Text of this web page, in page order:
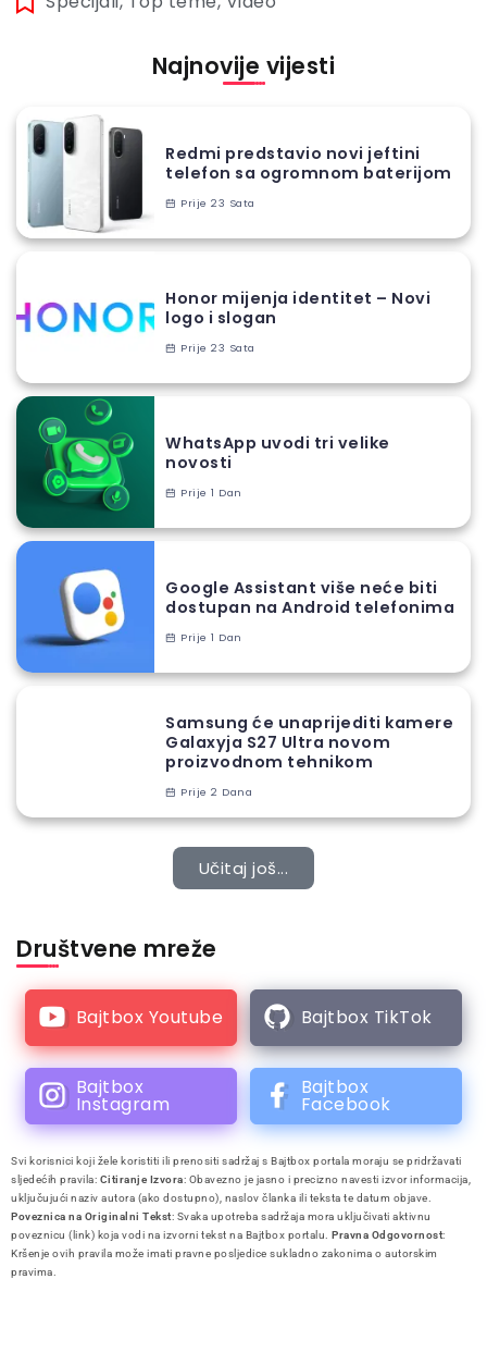
Najnovije vijesti
Redmi predstavio novi jeftini
telefon sa ogromnom baterijom
Prije 23 Sata
Honor mijenja identitet – Novi
logo i slogan
Prije 23 Sata
WhatsApp uvodi tri velike
novosti
Prije 1 Dan
Google Assistant više neće biti
dostupan na Android telefonima
Prije 1 Dan
Samsung će unaprijediti kamere
Galaxyja S27 Ultra novom
proizvodnom tehnikom
Prije 2 Dana
Učitaj još...
Društvene mreže
Bajtbox Youtube Bajtbox TikTok
Bajtbox
Instagram
Bajtbox
Facebook
Svi korisnici koji žele koristiti ili prenositi sadržaj s Bajtbox portala moraju se pridržavati
sljedećih pravila: Citiranje Izvora: Obavezno je jasno i precizno navesti izvor informacija,
uključujući naziv autora (ako dostupno), naslov članka ili teksta te datum objave.
Poveznica na Originalni Tekst: Svaka upotreba sadržaja mora uključivati aktivnu
poveznicu (link) koja vodi na izvorni tekst na Bajtbox portalu. Pravna Odgovornost:
Kršenje ovih pravila može imati pravne posljedice sukladno zakonima o autorskim
pravima.